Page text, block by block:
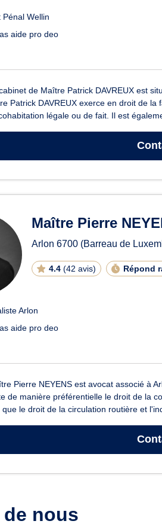
Pénal Wellin
aide pro deo
de Maître Patrick DAVREUX est
Patrick DAVREUX exerce en droit de
légale ou de fait. Il est
Maître Pierre
Arlon 6700 (Barreau de
4.4 (42 avis) Répond
Arlon
aide pro deo
Pierre NEYENS est avocat associé à
de manière préférentielle le droit de la
le droit de la circulation routière et
nous